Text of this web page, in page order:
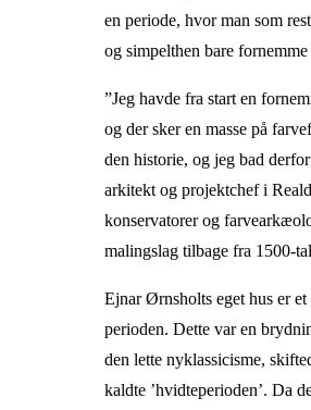
en periode, hvor man som
og simpelthen bare
”Jeg havde fra start en
og der sker en masse på
den historie, og jeg bad
arkitekt og projektchef i
konservatorer og
malingslag tilbage fra 1500-
Ejnar Ørnsholts eget hus er
perioden. Dette var en
den lette nyklassicisme,
kaldte ’hvidteperioden’. Da